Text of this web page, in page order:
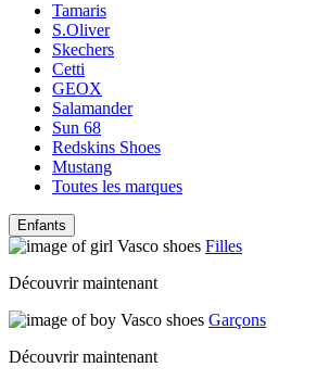
Tamaris
S.Oliver
Skechers
Cetti
GEOX
Salamander
Sun 68
Redskins Shoes
Mustang
Toutes les marques
Enfants
Filles
Découvrir maintenant
Garçons
Découvrir maintenant